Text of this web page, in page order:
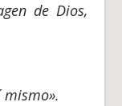
de Dios,
mismo».